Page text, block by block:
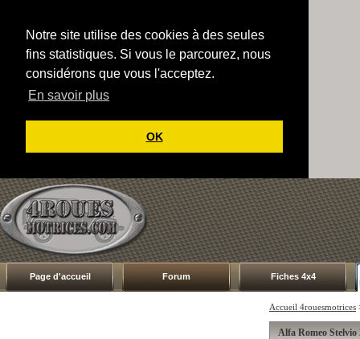
Notre site utilise des cookies à des seules
fins statistiques. Si vous le parcourez, nous
considérons que vous l'acceptez.
En savoir plus
OK
Page d'accueil Forum Fiches 4x4
Accueil 4rouesmotrices
Alfa Romeo Stelvio